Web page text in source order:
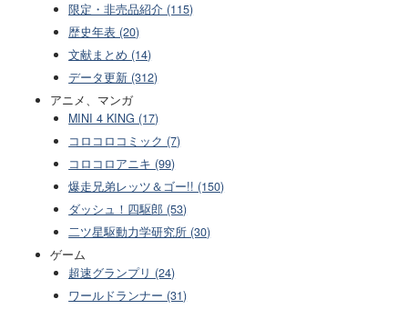
限定・非売品紹介 (115)
歴史年表 (20)
文献まとめ (14)
データ更新 (312)
アニメ、マンガ
MINI 4 KING (17)
コロコロコミック (7)
コロコロアニキ (99)
爆走兄弟レッツ＆ゴー!! (150)
ダッシュ！四駆郎 (53)
二ツ星駆動力学研究所 (30)
ゲーム
超速グランプリ (24)
ワールドランナー (31)